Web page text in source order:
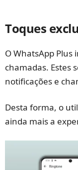
Toques
O WhatsApp Plus
chamadas. Estes
notificações e
Desta forma, o
ainda mais a